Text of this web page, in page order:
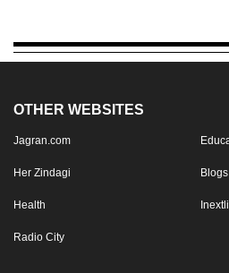
OTHER WEBSITES
Jagran.com
Her Zindagi Blogs
Health
Radio City